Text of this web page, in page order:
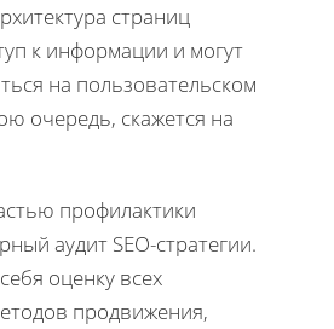
страниц
к информации и могут
на пользовательском
очередь, скажется на
профилактики
аудит SEO-стратегии.
оценку всех
продвижения,